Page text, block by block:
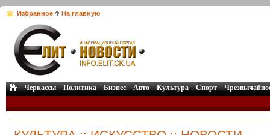
Избранное На главную
Черкассы Политика Бизнес Авто Культура Спорт